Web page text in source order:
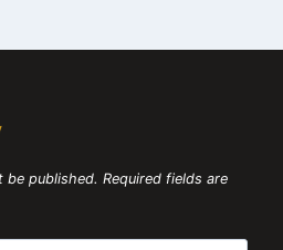
be published. Required fields are